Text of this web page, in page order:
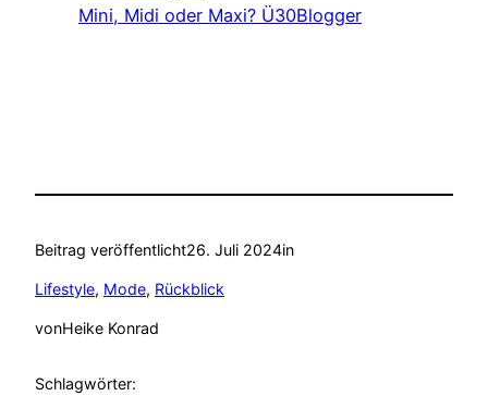
Mini, Midi oder Maxi? Ü30Blogger
Beitrag veröffentlicht26. Juli 2024in
Lifestyle, Mode, Rückblick
vonHeike Konrad
Schlagwörter: